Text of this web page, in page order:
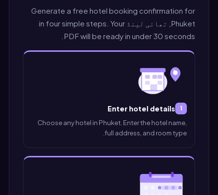
Generate a free hotel booking confirmation for
Phuket, تھائی لینڈ in four simple steps. Your
PDF will be ready in under 30 seconds.
1
Enter hotel details
Choose any hotel in Phuket. Enter the hotel name,
full address, and room type.